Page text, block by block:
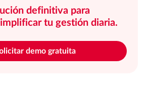
definitiva para
tu gestión diaria.
demo gratuita